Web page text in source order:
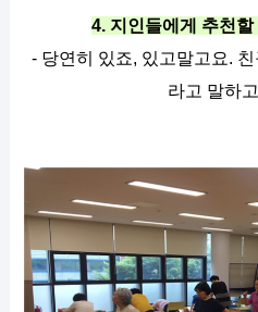
4. 지인들에게 추천
- 당연히 있죠, 있고말고요.
라고 말하